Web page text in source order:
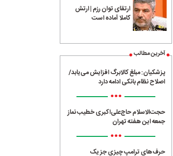
ارتقای توان رزم | ارتش
کاملا آماده است
آخرین مطالب
پزشکیان: مبلغ کالابرگ افزایش می‌یابد/
اصلاح نظام بانکی ادامه دارد
•••
حجت‌الاسلام حاج‌علی‌اکبری خطیب نماز
جمعه این هفته تهران
•••
حرف‌های ترامپ چیزی جز یک